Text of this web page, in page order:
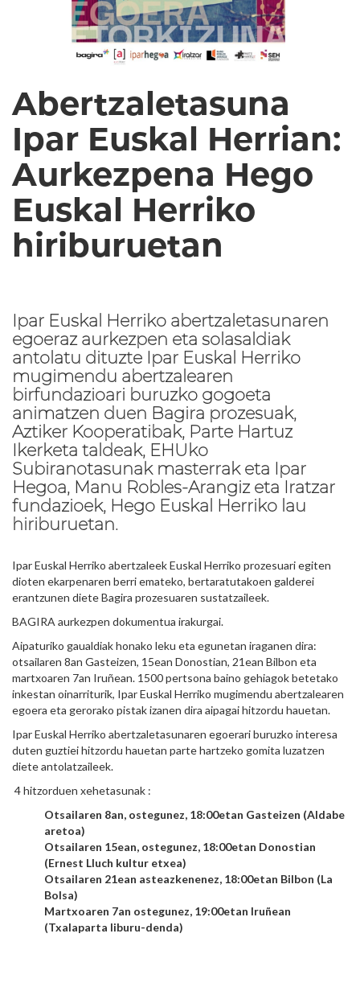
Abertzaletasuna
Ipar Euskal Herrian:
Aurkezpena Hego
Euskal Herriko
hiriburuetan
Ipar Euskal Herriko abertzaletasunaren
egoeraz aurkezpen eta solasaldiak
antolatu dituzte Ipar Euskal Herriko
mugimendu abertzalearen
birfundazioari buruzko gogoeta
animatzen duen Bagira prozesuak,
Aztiker Kooperatibak, Parte Hartuz
Ikerketa taldeak, EHUko
Subiranotasunak masterrak eta Ipar
Hegoa, Manu Robles-Arangiz eta Iratzar
fundazioek, Hego Euskal Herriko lau
hiriburuetan.
Ipar Euskal Herriko abertzaleek Euskal Herriko prozesuari egiten
dioten ekarpenaren berri emateko, bertaratutakoen galderei
erantzunen diete Bagira prozesuaren sustatzaileek.
BAGIRA aurkezpen dokumentua irakurgai.
Aipaturiko gaualdiak honako leku eta egunetan iraganen dira:
otsailaren 8an Gasteizen, 15ean Donostian, 21ean Bilbon eta
martxoaren 7an Iruñean. 1500 pertsona baino gehiagok betetako
inkestan oinarriturik, Ipar Euskal Herriko mugimendu abertzalearen
egoera eta gerorako pistak izanen dira aipagai hitzordu hauetan.
Ipar Euskal Herriko abertzaletasunaren egoerari buruzko interesa
duten guztiei hitzordu hauetan parte hartzeko gomita luzatzen
diete antolatzaileek.
4 hitzorduen xehetasunak :
Otsailaren 8an, ostegunez, 18:00etan Gasteizen (Aldabe
aretoa)
Otsailaren 15ean, ostegunez, 18:00etan Donostian
(Ernest Lluch kultur etxea)
Otsailaren 21ean asteazkenenez, 18:00etan Bilbon (La
Bolsa)
Martxoaren 7an ostegunez, 19:00etan Iruñean
(Txalaparta liburu-denda)